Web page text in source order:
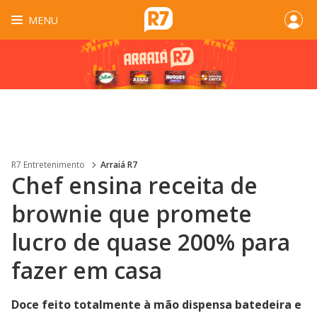
MENU
R7 Entretenimento Arraiá R7
Chef ensina receita de
brownie que promete
lucro de quase 200% para
fazer em casa
Doce feito totalmente à mão dispensa batedeira e